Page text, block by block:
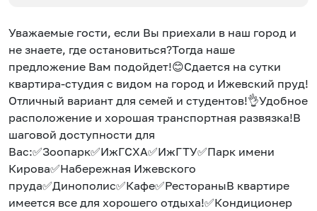
Уважаемые гости, если Вы приехали в наш город и
не знаете, где остановиться?Тогда наше
предложение Вам подойдет!😊Сдается на сутки
квартира-студия с видом на город и Ижевский пруд!
Отличный вариант для семей и студентов!👌Удобное
расположение и хорошая транспортная развязка!В
шаговой доступности для
Вас:✅Зоопарк✅ИжГСХА✅ИжГТУ✅Парк имени
Кирова✅Набережная Ижевского
пруда✅Динополис✅Кафе✅РестораныВ квартире
имеется все для хорошего отдыха!✅Кондиционер